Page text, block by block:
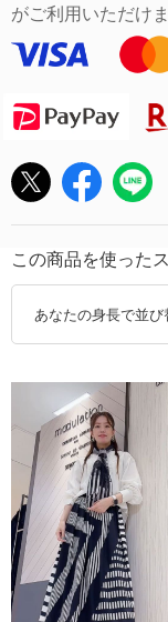
がご利用いただけま
この商品を使った
あなたの身長で並び